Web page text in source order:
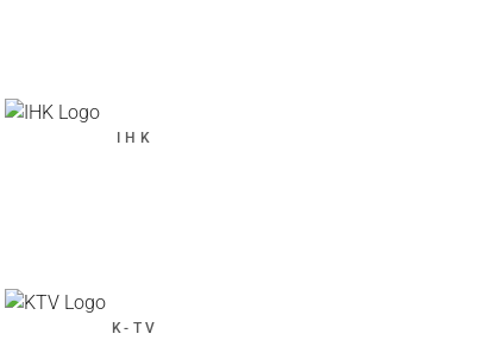
IHK
K-TV